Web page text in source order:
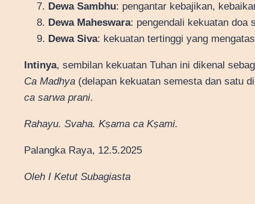
Dewa Sambhu: pengantar kebajikan,
Dewa Maheswara: pengendali kekuatan doa
Dewa Siva: kekuatan tertinggi yang
Intinya, sembilan kekuatan Tuhan ini dikenal
Ca Madhya (delapan kekuatan semesta dan satu
ca sarwa prani.
Rahayu. Svaha. Kṣama ca Kṣami.
Palangka Raya, 12.5.2025
Oleh I Ketut Subagiasta